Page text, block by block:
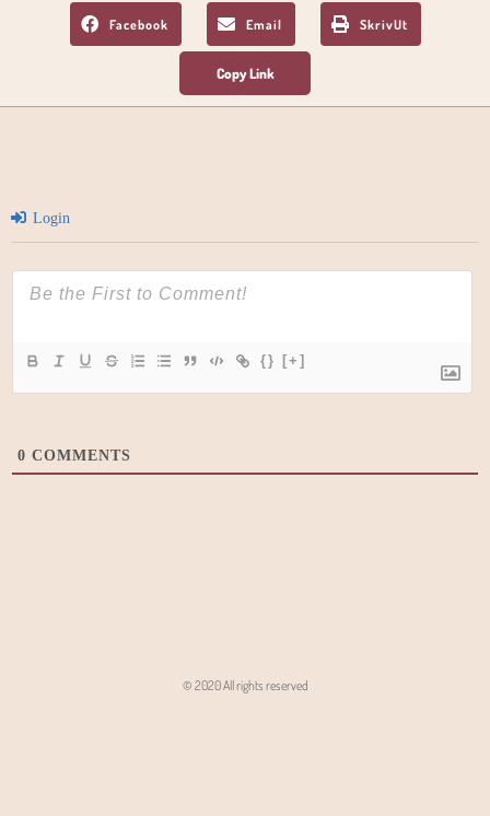
Facebook Email SkrivUt
Login
{} [+]
0 COMMENTS
© 2020 All rights reserved